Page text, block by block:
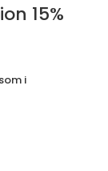
15%
i